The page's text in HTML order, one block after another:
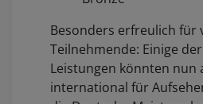
Besonders erfreulich für
Teilnehmende: Einige
Leistungen könnten nun
international für